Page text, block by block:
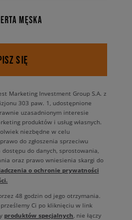
MĘSKA
SIĘ
Marketing Investment Group S.A. z
303 paw. 1, udostępnione
uzasadnionym interesie
produktów i usług własnych.
niezbędne w celu
do zgłoszenia sprzeciwu
do danych, sprostowania,
oraz prawo wniesienia skargi do
o ochronie prywatności
48 godzin od jego otrzymania.
Ci po kliknięciu w link
produktów specjalnych, nie łączy